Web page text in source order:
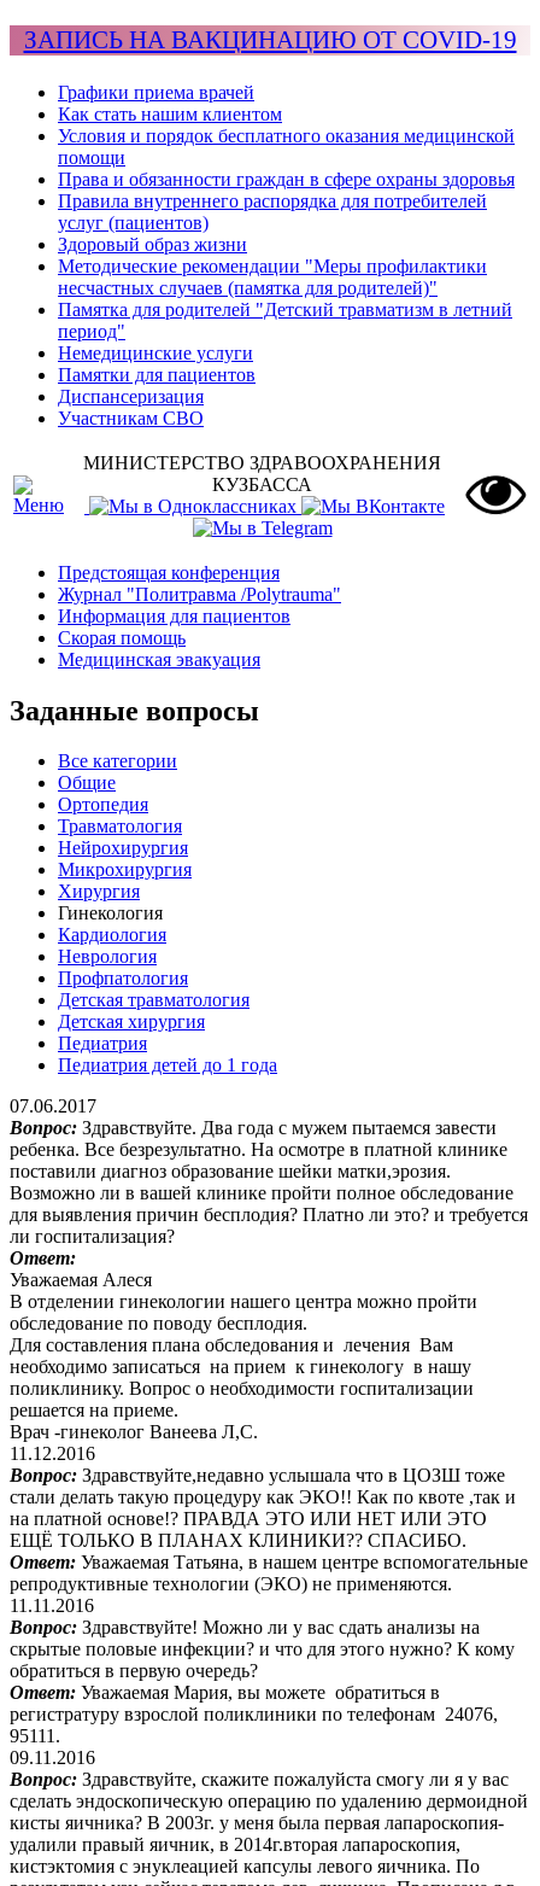
ЗАПИСЬ НА ВАКЦИНАЦИЮ ОТ COVID-19
Графики приема врачей
Как стать нашим клиентом
Условия и порядок бесплатного оказания медицинской
помощи
Права и обязанности граждан в сфере охраны здоровья
Правила внутреннего распорядка для потребителей
услуг (пациентов)
Здоровый образ жизни
Методические рекомендации "Меры профилактики
несчастных случаев (памятка для родителей)"
Памятка для родителей "Детский травматизм в летний
период"
Немедицинские услуги
Памятки для пациентов
Диспансеризация
Участникам СВО
МИНИСТЕРСТВО ЗДРАВООХРАНЕНИЯ
КУЗБАССА
Предстоящая конференция
Журнал "Политравма /Polytrauma"
Информация для пациентов
Скорая помощь
Медицинская эвакуация
Заданные вопросы
Все категории
Общие
Ортопедия
Травматология
Нейрохирургия
Микрохирургия
Хирургия
Гинекология
Кардиология
Неврология
Профпатология
Детская травматология
Детская хирургия
Педиатрия
Педиатрия детей до 1 года
07.06.2017
Вопрос: Здравствуйте. Два года с мужем пытаемся завести
ребенка. Все безрезультатно. На осмотре в платной клинике
поставили диагноз образование шейки матки,эрозия.
Возможно ли в вашей клинике пройти полное обследование
для выявления причин бесплодия? Платно ли это? и требуется
ли госпитализация?
Ответ:
Уважаемая Алеся
В отделении гинекологии нашего центра можно пройти
обследование по поводу бесплодия.
Для составления плана обследования и лечения Вам
необходимо записаться на прием к гинекологу в нашу
поликлинику. Вопрос о необходимости госпитализации
решается на приеме.
Врач -гинеколог Ванеева Л,С.
11.12.2016
Вопрос: Здравствуйте,недавно услышала что в ЦОЗШ тоже
стали делать такую процедуру как ЭКО!! Как по квоте ,так и
на платной основе!? ПРАВДА ЭТО ИЛИ НЕТ ИЛИ ЭТО
ЕЩЁ ТОЛЬКО В ПЛАНАХ КЛИНИКИ?? СПАСИБО.
Ответ: Уважаемая Татьяна, в нашем центре вспомогательные
репродуктивные технологии (ЭКО) не применяются.
11.11.2016
Вопрос: Здравствуйте! Можно ли у вас сдать анализы на
скрытые половые инфекции? и что для этого нужно? К кому
обратиться в первую очередь?
Ответ: Уважаемая Мария, вы можете обратиться в
регистратуру взрослой поликлиники по телефонам 24076,
95111.
09.11.2016
Вопрос: Здравствуйте, скажите пожалуйста смогу ли я у вас
сделать эндоскопическую операцию по удалению дермоидной
кисты яичника? В 2003г. у меня была первая лапароскопия-
удалили правый яичник, в 2014г.вторая лапароскопия,
кистэктомия с энуклеацией капсулы левого яичника. По